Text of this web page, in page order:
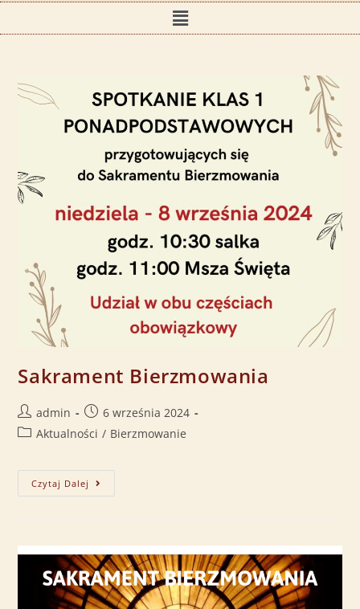
Sakrament Bierzmowania
admin
6 września 2024
Aktualności / Bierzmowanie
Czytaj Dalej